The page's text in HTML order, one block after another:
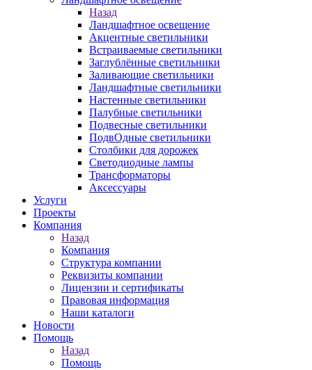
Назад
Ландшафтное освещение
Акцентные светильники
Встраиваемые светильники
Заглублённые светильники
Заливающие светильники
Ландшафтные светильники
Настенные светильники
Палубные светильники
Подвесные светильники
ПодвОдные светильники
Столбики для дорожек
Светодиодные лампы
Трансформаторы
Аксессуары
Услуги
Проекты
Компания
Назад
Компания
Структура компании
Реквизиты компании
Лицензии и сертификаты
Правовая информация
Наши каталоги
Новости
Помощь
Назад
Помощь